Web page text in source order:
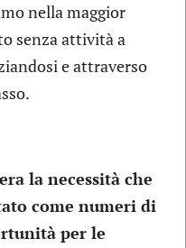
nella maggior
senza attività a
e attraverso
la necessità che
come numeri di
per le